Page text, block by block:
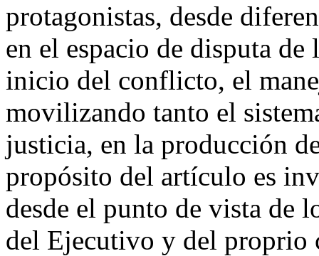
protagonistas, desde
en el espacio de disputa
inicio del conflicto, el
movilizando tanto el
justicia, en la producción
propósito del artículo es
desde el punto de vista de
del Ejecutivo y del proprio